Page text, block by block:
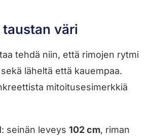
väri
tehdä niin, että rimojen rytmi
läheltä että kauempaa.
mitoitusesimerkkiä
seinän leveys 102 cm, riman